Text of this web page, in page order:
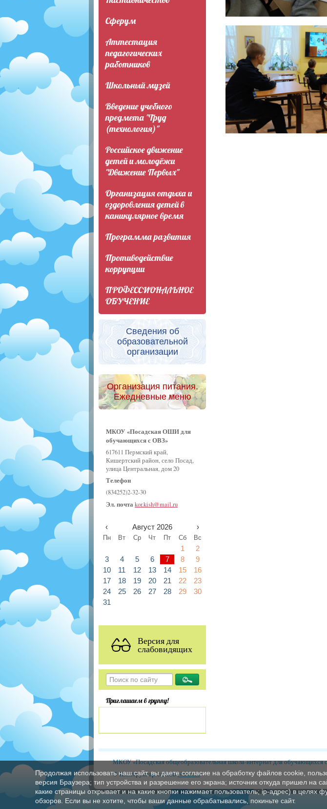
Сферум
Аттестация
педагогических
работников
Школьный музей
Введение учебного
предмета "Труд
(технология)"
Российское движение
детей и молодёжи
"Движение Первых"
Организация отдыха и
оздоровления детей в
каникулярное время
Программа развития
Противодействие
коррупции
ПРОФЕССИОНАЛЬНОЕ
ОБУЧЕНИЕ
Сведения об
образовательной
организации
Организация питания.
Ежедневные меню
МКОУ «Посадская ОШИ для
обучающихся с ОВЗ»
617611 Пермский край,
Кишертский район, село Посад,
улица Центральная, дом 20
Телефон
(834252)2-32-30
Эл. почта kor.kish@mail.ru
‹ Август 2026 ›
Пн Вт Ср Чт Пт Сб Вс
1
2
3
4 5 6 7 8
9
10
11 12 13 14 15
16
17
18 19 20 21 22
23
24
25 26 27 28 29
30
31
Версия для
слабовидящих
Приглашаем в группу!
МКОУ «Посадская общеобразовательная школа-интернат для обучающихся
© Конструктор сайтовNubex.ru
Продолжая использовать наш сайт, вы даете согласие на обработку файлов cookie,
версия Браузера; тип устройства и разрешение его экрана; источник откуда пришел на
какие страницы открывает и на какие кнопки нажимает пользователь; ip-адрес) в целях
обзоров. Если вы не хотите, чтобы ваши данные обрабатывались, покиньте сайт.